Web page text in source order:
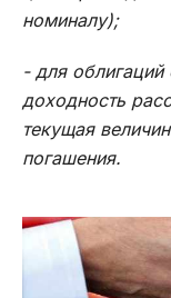
номиналу);
- для
доходность
текущая
погашения.